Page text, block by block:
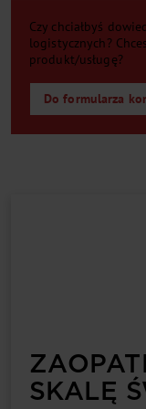
Czy chciałbyś
logistycznych?
produkt/usługę?
Do formularza
SKA­LĘ